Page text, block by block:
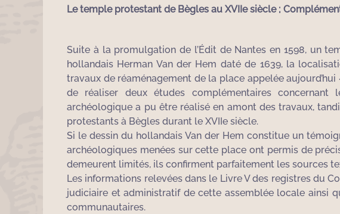
Le temple protestant de Bègles au XVIIe siècle ;
Suite à la promulgation de l’Édit de Nantes en 1598, un
hollandais Herman Van der Hem daté de 1639, la
travaux de réaménagement de la place appelée
de réaliser deux études complémentaires concernant
archéologique a pu être réalisé en amont des travaux,
protestants à Bègles durant le XVIIe siècle.
Si le dessin du hollandais Van der Hem constitue un
archéologiques menées sur cette place ont permis de
demeurent limités, ils confirment parfaitement les sources
Les informations relevées dans le Livre V des registres du
judiciaire et administratif de cette assemblée locale ainsi
communautaires.